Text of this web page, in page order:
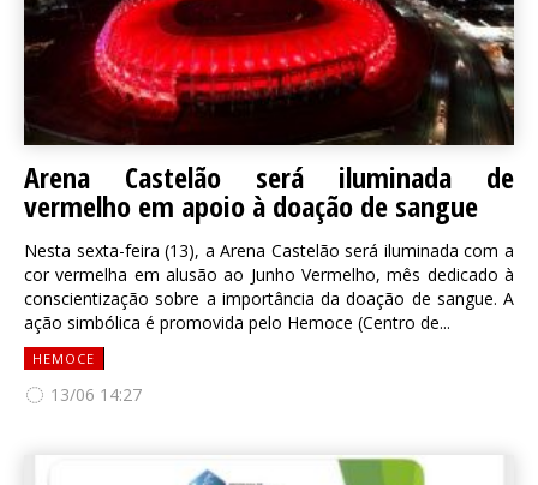
Arena Castelão será iluminada de
vermelho em apoio à doação de sangue
Nesta sexta-feira (13), a Arena Castelão será iluminada com a
cor vermelha em alusão ao Junho Vermelho, mês dedicado à
conscientização sobre a importância da doação de sangue. A
ação simbólica é promovida pelo Hemoce (Centro de...
HEMOCE
13/06 14:27